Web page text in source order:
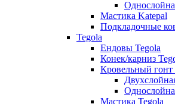
Мастика Katepal
Подкладочные
Tegola
Ендовы Tegola
Конек/карниз
Кровельный гонт
Мастика Tegola